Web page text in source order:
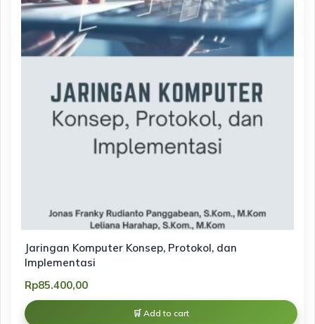
Jaringan Komputer Konsep, Protokol, dan
Implementasi
Rp85.400,00
Add to cart